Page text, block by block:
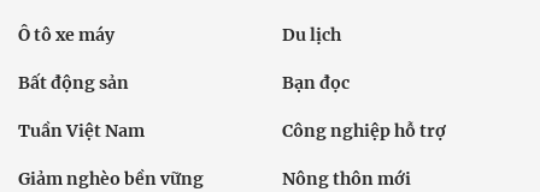
Ô tô xe máy Du lịch
Bất động sản Bạn đọc
Tuần Việt Nam Công nghiệp hỗ trợ
Giảm nghèo bền vững Nông thôn mới